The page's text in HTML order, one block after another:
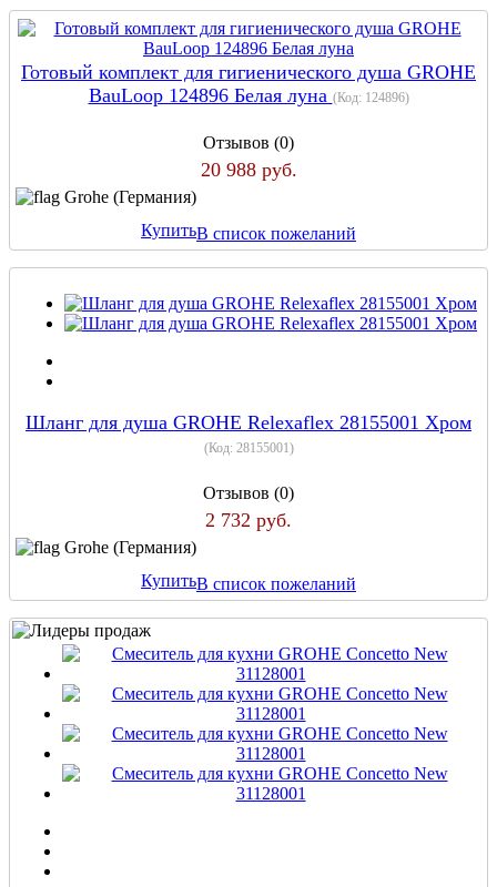
Готовый комплект для гигиенического душа GROHE
BauLoop 124896 Белая луна (Код: 124896)
Отзывов (0)
20 988 руб.
Grohe (Германия)
КупитьВ список пожеланий
Шланг для душа GROHE Relexaflex 28155001 Хром
(Код: 28155001)
Отзывов (0)
2 732 руб.
Grohe (Германия)
КупитьВ список пожеланий